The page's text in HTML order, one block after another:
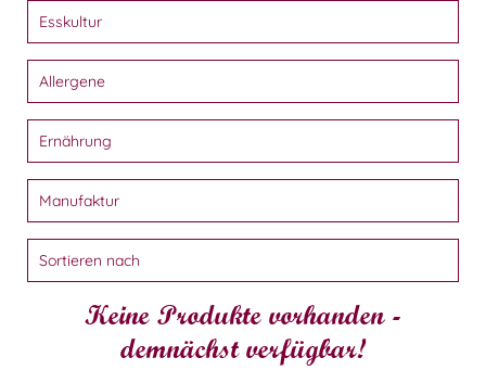
Keine Produkte vorhanden -
demnächst verfügbar!